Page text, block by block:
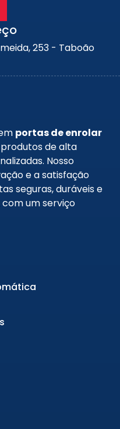
253 - Taboão
portas de enrolar
de alta
Nosso
e a satisfação
seguras, duráveis e
um serviço